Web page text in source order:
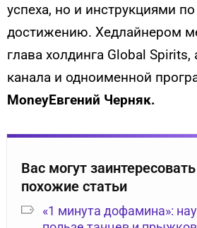
успеха, но и инструкциями по
достижению. Хедлайнером
глава холдинга Global Spirits,
канала и одноименной
MoneyЕвгений Черняк.
Вас могут заинтересовать
похожие статьи
«1 минута дофамина»: